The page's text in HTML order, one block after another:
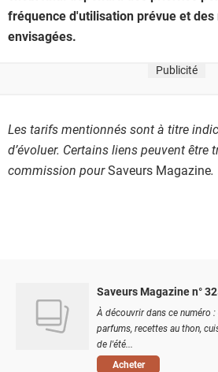
fréquence d'utilisation prévue et
envisagées.
Publicité
Les tarifs mentionnés sont à titre
d’évoluer. Certains liens peuvent être
commission pourSaveurs Magazine.
Saveurs Magazine n°
À découvrir dans ce numéro
parfums, recettes au thon,
de l'été...
Acheter